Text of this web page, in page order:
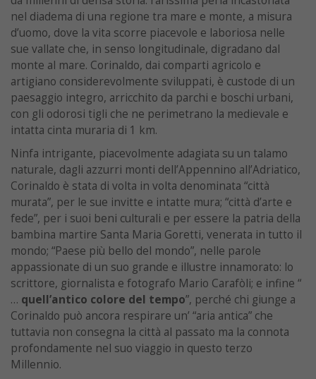
nel diadema di una regione tra mare e monte, a misura
d’uomo, dove la vita scorre piacevole e laboriosa nelle
sue vallate che, in senso longitudinale, digradano dal
monte al mare. Corinaldo, dai comparti agricolo e
artigiano considerevolmente sviluppati, è custode di un
paesaggio integro, arricchito da parchi e boschi urbani,
con gli odorosi tigli che ne perimetrano la medievale e
intatta cinta muraria di 1 km.
Ninfa intrigante, piacevolmente adagiata su un talamo
naturale, dagli azzurri monti dell’Appennino all’Adriatico,
Corinaldo è stata di volta in volta denominata “città
murata”, per le sue invitte e intatte mura; “città d’arte e
fede”, per i suoi beni culturali e per essere la patria della
bambina martire Santa Maria Goretti, venerata in tutto il
mondo; “Paese più bello del mondo”, nelle parole
appassionate di un suo grande e illustre innamorato: lo
scrittore, giornalista e fotografo Mario Carafòli; e infine “
… quell’antico colore del tempo”, perché chi giunge a
Corinaldo può ancora respirare un’ “aria antica” che
tuttavia non consegna la città al passato ma la connota
profondamente nel suo viaggio in questo terzo
Millennio.